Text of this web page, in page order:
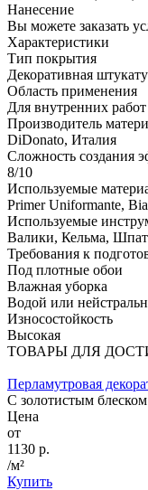
Нанесение
Вы можете заказать
Характеристики
Тип покрытия
Декоративная
Область применения
Для внутренних работ
Производитель
DiDonato, Италия
Сложность создания
8/10
Используемые
Primer Uniformante,
Используемые
Валики, Кельма,
Требования к
Под плотные обои
Влажная уборка
Водой или
Износостойкость
Высокая
ТОВАРЫ ДЛЯ
Перламутровая
С золотистым блеском
Цена
от
1130 р.
/м²
Купить